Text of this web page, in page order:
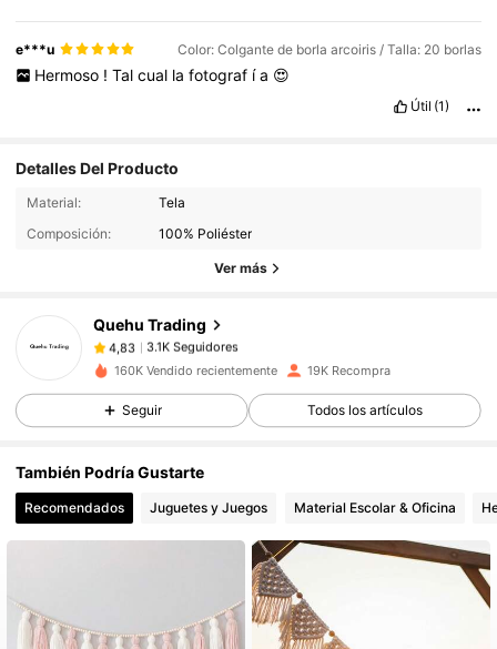
e***u Color: Colgante de borla arcoiris / Talla: 20 borlas
Hermoso ! Tal cual la fotograf ía 😍
Útil (1)
Detalles Del Producto
Material:
Tela
Composición:
100% Poliéster
Ver más
Quehu Trading
3.1K Seguidores
3.1K Seguidores
s***2
Hace 1 día
4,83 3.1K Seguidores
4,83 3.1K Seguidores
160K Vendido recientemente 19K Recompra
Seguir Todos los artículos
También Podría Gustarte
Recomendados Juguetes y Juegos Material Escolar & Oficina